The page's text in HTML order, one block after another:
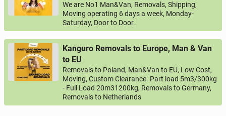
We are No1 Man&Van, Removals, Shipping,
Moving operating 6 days a week, Monday-
Saturday, Door to Door.
Kanguro Removals to Europe, Man & Van
to EU
Removals to Poland, Man&Van to EU, Low Cost,
Moving, Custom Clearance. Part load 5m3/300kg
- Full Load 20m31200kg, Removals to Germany,
Removals to Netherlands